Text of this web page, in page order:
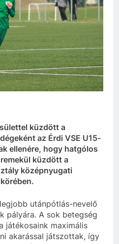
küzdött a
az Érdi VSE U15-
ellenére, hogy hatgólos
küzdött a
középnyugati
utánpótlás-nevelő
pályára. A sok betegség
játékosaink maximális
akarással játszottak, így